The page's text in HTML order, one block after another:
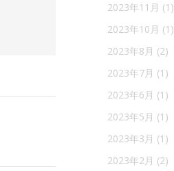
2023年11月 (1)
2023年10月 (1)
2023年8月 (2)
2023年7月 (1)
2023年6月 (1)
2023年5月 (1)
2023年3月 (1)
2023年2月 (2)